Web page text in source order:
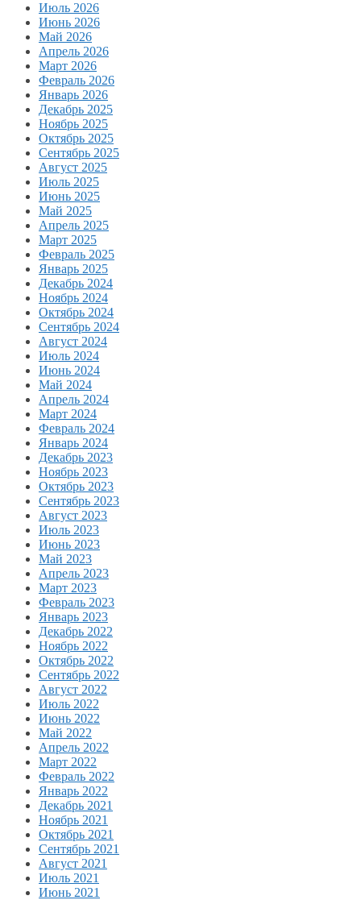
Июль 2026
Июнь 2026
Май 2026
Апрель 2026
Март 2026
Февраль 2026
Январь 2026
Декабрь 2025
Ноябрь 2025
Октябрь 2025
Сентябрь 2025
Август 2025
Июль 2025
Июнь 2025
Май 2025
Апрель 2025
Март 2025
Февраль 2025
Январь 2025
Декабрь 2024
Ноябрь 2024
Октябрь 2024
Сентябрь 2024
Август 2024
Июль 2024
Июнь 2024
Май 2024
Апрель 2024
Март 2024
Февраль 2024
Январь 2024
Декабрь 2023
Ноябрь 2023
Октябрь 2023
Сентябрь 2023
Август 2023
Июль 2023
Июнь 2023
Май 2023
Апрель 2023
Март 2023
Февраль 2023
Январь 2023
Декабрь 2022
Ноябрь 2022
Октябрь 2022
Сентябрь 2022
Август 2022
Июль 2022
Июнь 2022
Май 2022
Апрель 2022
Март 2022
Февраль 2022
Январь 2022
Декабрь 2021
Ноябрь 2021
Октябрь 2021
Сентябрь 2021
Август 2021
Июль 2021
Июнь 2021